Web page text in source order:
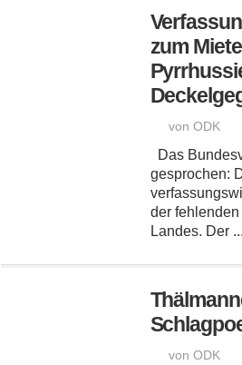
zum
von ODK
Das
gesprochen:
der
Landes. Der
von ODK